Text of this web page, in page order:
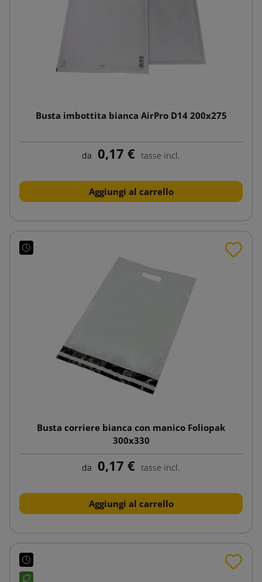
Busta imbottita bianca AirPro D14 200x275
da 0,17 € tasse incl.
Aggiungi al carrello
Busta corriere bianca con manico Foliopak
300x330
da 0,17 € tasse incl.
Aggiungi al carrello